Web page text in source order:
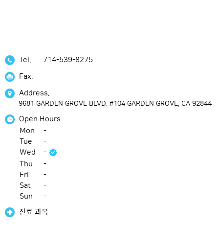
Tel. 714-539-8275
Fax.
Address.
9681 GARDEN GROVE BLVD. #104 GARDEN GROVE, CA 92844
Open Hours
Mon
-
Tue
-
Wed
-
Thu
-
Fri
-
Sat
-
Sun
-
진료 과목